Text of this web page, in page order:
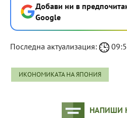
Добави ни в
Google
Последна актуализация:
ИКОНОМИКАТА НА ЯПОНИЯ
НАПИШИ